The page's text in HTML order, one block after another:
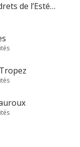
Les Adrets de l’Estérel